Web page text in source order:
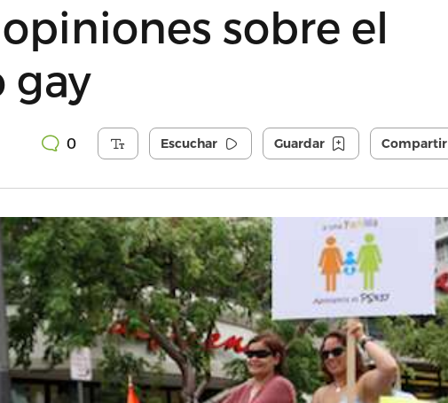
sobre el
gay
0 Escuchar Guardar Compartir